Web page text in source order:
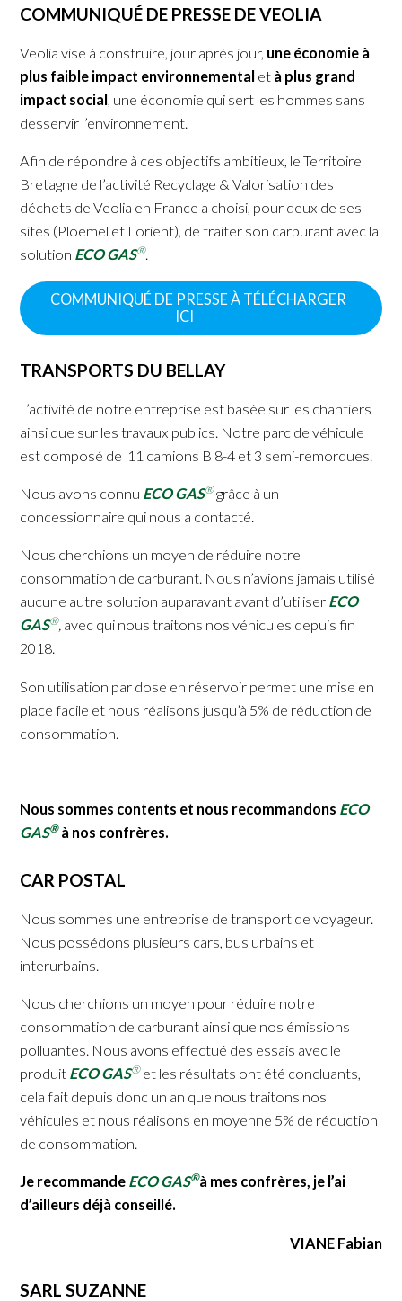
COMMUNIQUÉ DE PRESSE DE VEOLIA
Veolia vise à construire, jour après jour, une économie à
plus faible impact environnemental et à plus grand
impact social , une économie qui sert les hommes sans
desservir l’environnement.
Afin de répondre à ces objectifs ambitieux, le Territoire
Bretagne de l’activité Recyclage & Valorisation des
déchets de Veolia en France a choisi, pour deux de ses
sites (Ploemel et Lorient), de traiter son carburant avec la
solution ECO GAS®.
COMMUNIQUÉ DE PRESSE À TÉLÉCHARGER
ICI
TRANSPORTS DU BELLAY
L’activité de notre entreprise est basée sur les chantiers
ainsi que sur les travaux publics. Notre parc de véhicule
est composé de 11 camions B 8-4 et 3 semi-remorques.
Nous avons connu ECO GAS®grâce à un
concessionnaire qui nous a contacté.
Nous cherchions un moyen de réduire notre
consommation de carburant. Nous n’avions jamais utilisé
aucune autre solution auparavant avant d’utiliser ECO
GAS®, avec qui nous traitons nos véhicules depuis fin
2018.
Son utilisation par dose en réservoir permet une mise en
place facile et nous réalisons jusqu’à 5% de réduction de
consommation.
Nous sommes contents et nous recommandons ECO
GAS®à nos confrères.
CAR POSTAL
Nous sommes une entreprise de transport de voyageur.
Nous possédons plusieurs cars, bus urbains et
interurbains.
Nous cherchions un moyen pour réduire notre
consommation de carburant ainsi que nos émissions
polluantes. Nous avons effectué des essais avec le
produit ECO GAS®et les résultats ont été concluants,
cela fait depuis donc un an que nous traitons nos
véhicules et nous réalisons en moyenne 5% de réduction
de consommation.
Je recommande ECO GAS®à mes confrères, je l’ai
d’ailleurs déjà conseillé.
VIANE Fabian
SARL SUZANNE